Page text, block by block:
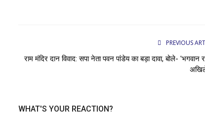
PREVIOUS
राम मंदिर दान विवाद: सपा नेता पवन पांडेय का बड़ा दावा, बोले- 'भगवान
WHAT'S YOUR REACTION?